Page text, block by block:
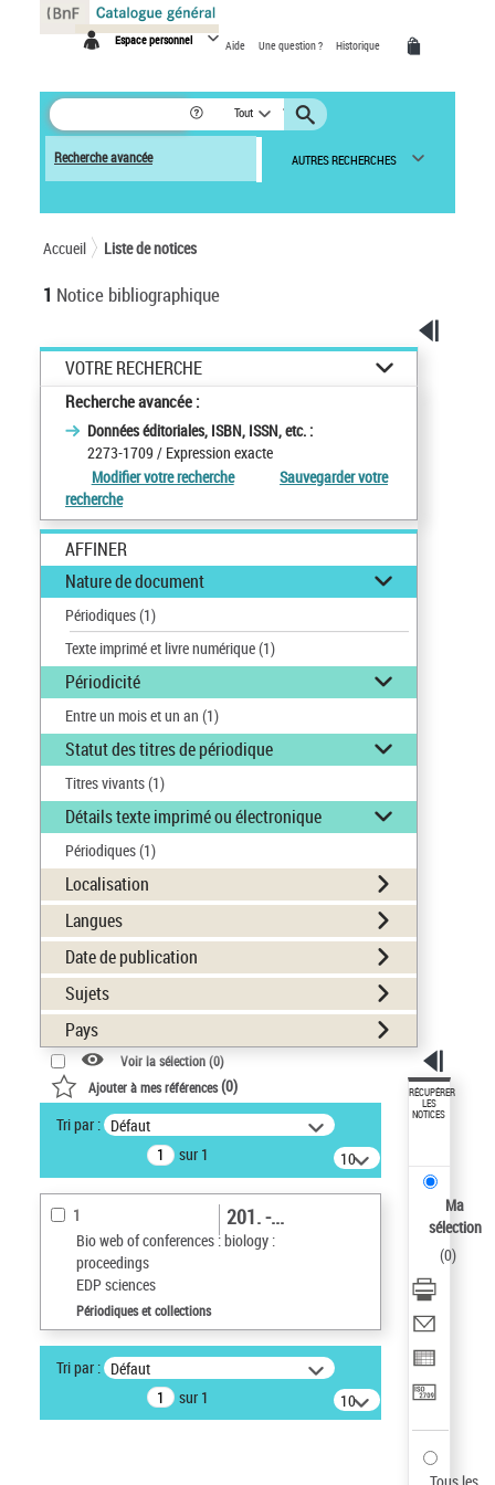
Espace personnel Aide Une question ? Historique
Tout
Recherche avancée AUTRES RECHERCHES
Accueil Liste de notices
1 Notice bibliographique
VOTRE RECHERCHE
Recherche avancée :
Données éditoriales, ISBN, ISSN, etc. :
2273-1709 / Expression exacte
Modifier votre recherche
Sauvegarder votre
recherche
AFFINER
Nature de document
Périodiques(1)
Texte imprimé et livre numérique(1)
Périodicité
Entre un mois et un an (1)
Statut des titres de périodique
Titres vivants(1)
Détails texte imprimé ou électronique
Périodiques(1)
Localisation
Langues
Date de publication
Sujets
Pays
Voir la sélection (0)
Ajouter à mes références(0)
Tri par : Défaut
sur 1
10
résultats/page
1
Bio web of conferences : biology :
proceedings
EDP sciences
201. -...
Périodiques et collections
Tri par : Défaut
sur 1
10
résultats/page
RÉCUPÉRER
LES
NOTICES
Ma
sélection
(0)
Panneau de gestion des cookies